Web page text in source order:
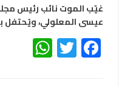
غيّب الموت نائب رئيس
عيسى المعلولي، ويُحتفل
Facebook
Twitter